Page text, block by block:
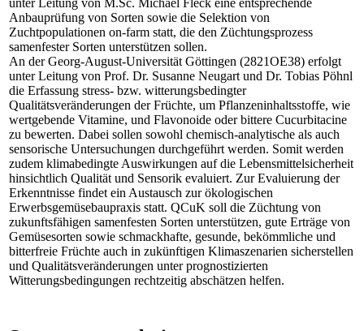
Anbauprüfung von Sorten sowie die Selektion von
Zuchtpopulationen on-farm statt, die den Züchtungsprozess
samenfester Sorten unterstützen sollen.
An der Georg-August-Universität Göttingen (2821OE38) erfolgt
unter Leitung von Prof. Dr. Susanne Neugart und Dr. Tobias Pöhnl
die Erfassung stress- bzw. witterungsbedingter
Qualitätsveränderungen der Früchte, um Pflanzeninhaltsstoffe, wie
wertgebende Vitamine, und Flavonoide oder bittere Cucurbitacine
zu bewerten. Dabei sollen sowohl chemisch-analytische als auch
sensorische Untersuchungen durchgeführt werden. Somit werden
zudem klimabedingte Auswirkungen auf die Lebensmittelsicherheit
hinsichtlich Qualität und Sensorik evaluiert. Zur Evaluierung der
Erkenntnisse findet ein Austausch zur ökologischen
Erwerbsgemüsebaupraxis statt. QCuK soll die Züchtung von
zukunftsfähigen samenfesten Sorten unterstützen, gute Erträge von
Gemüsesorten sowie schmackhafte, gesunde, bekömmliche und
bitterfreie Früchte auch in zukünftigen Klimaszenarien sicherstellen
und Qualitätsveränderungen unter prognostizierten
Witterungsbedingungen rechtzeitig abschätzen helfen.